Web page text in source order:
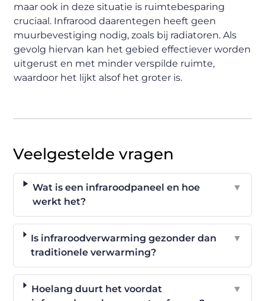
maar ook in deze situatie is ruimtebesparing
cruciaal. Infrarood daarentegen heeft geen
muurbevestiging nodig, zoals bij radiatoren. Als
gevolg hiervan kan het gebied effectiever worden
uitgerust en met minder verspilde ruimte,
waardoor het lijkt alsof het groter is.
Veelgestelde vragen
Wat is een infraroodpaneel en hoe
werkt het?
▼
Is infraroodverwarming gezonder dan
traditionele verwarming?
▼
Hoelang duurt het voordat
▼